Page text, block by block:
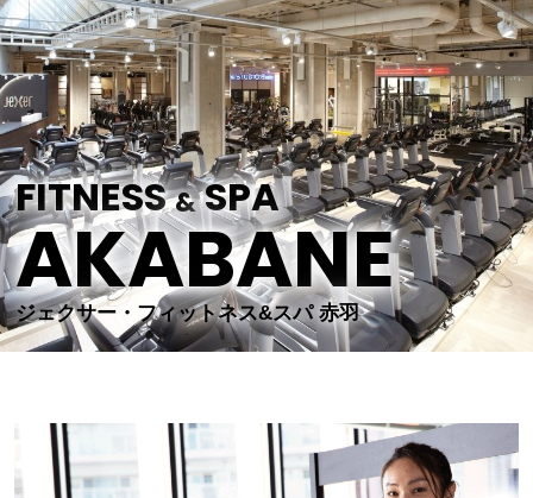
FITNESS & SPA
AKABANE
ジェクサー・フィットネス&スパ 赤羽